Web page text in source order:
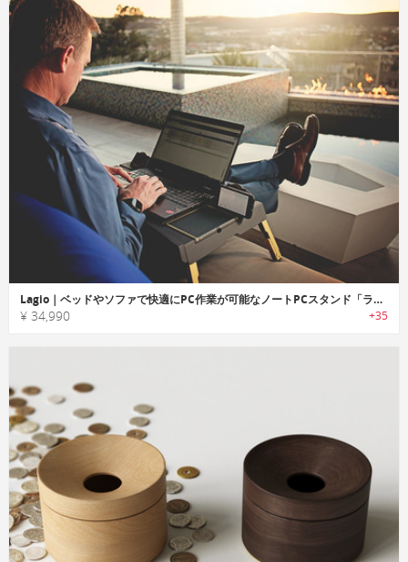
Lagio｜ベッドやソファで快適にPC作業が可能なノートPCスタンド「ラギーオ」
¥ 34,990 +35